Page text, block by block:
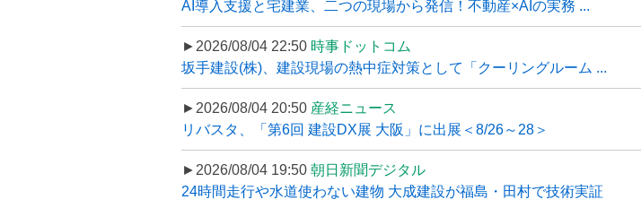
AI導入支援と宅建業、二つの現場から発信！不動産×AIの実務 ...
►2026/08/04 22:50 時事ドットコム
坂手建設(株)、建設現場の熱中症対策として「クーリングルーム ...
►2026/08/04 20:50 産経ニュース
リバスタ、「第6回 建設DX展 大阪」に出展＜8/26～28＞
►2026/08/04 19:50 朝日新聞デジタル
24時間走行や水道使わない建物 大成建設が福島・田村で技術実証